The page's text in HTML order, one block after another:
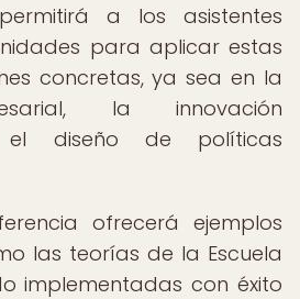
a los asistentes
para aplicar estas
concretas, ya sea en la
la innovación
diseño de políticas
ofrecerá ejemplos
las teorías de la Escuela
implementadas con éxito